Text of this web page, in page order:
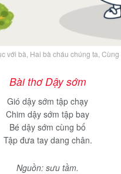
với bà, Hai bà cháu chúng ta,
Bài thơ Dậy sớm
Gió dậy sớm tập chạy
Chim dậy sớm tập bay
Bé dậy sớm cùng bố
Tập đưa tay dang chân.
Nguồn: sưu tầm.